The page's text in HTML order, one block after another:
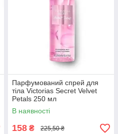
Парфумований спрей для
тіла Victorias Secret Velvet
Petals 250 мл
В наявності
158 ₴ 225,50 ₴